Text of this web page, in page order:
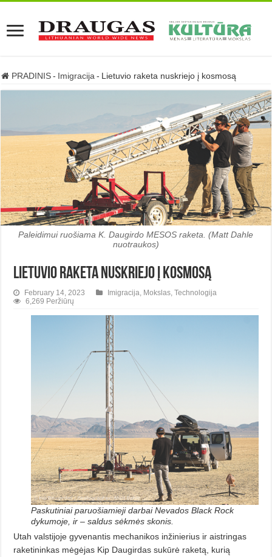
PRADINIS - Imigracija - Lietuvio raketa nuskriejo į kosmosą
Paleidimui ruošiama K. Daugirdo MESOS raketa. (Matt Dahle
nuotraukos)
Lietuvio raketa nuskriejo į kosmosą
February 14, 2023 Imigracija Mokslas ,Technologija
6,269 Peržiūrų
Paskutiniai paruošiamieji darbai Nevados Black Rock
dykumoje, ir – saldus sėkmės skonis.
Utah valstijoje gyvenantis mechanikos inžinierius ir aistringas
raketininkas mėgėjas Kip Daugirdas sukūrė raketą, kurią